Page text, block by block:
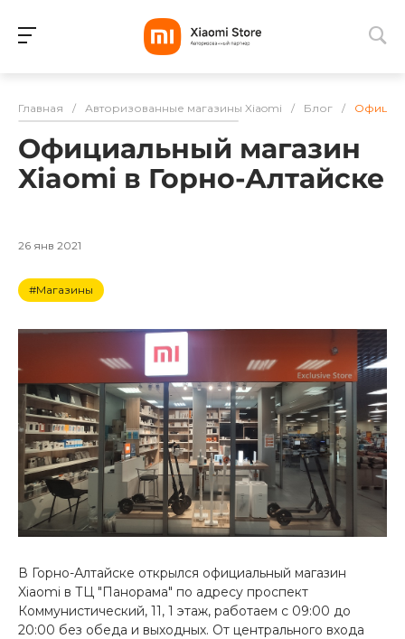
Разбейте
оплату на части
График платежей
Сегодня
Добавляйте товары
в корзину
Оплачивайте сегодня только
25% картой любого банка
Получайте товар
выбранный способом
Главная / Авторизованные магазины Xiaomi / Блог /
Официальный магазин
Xiaomi в Горно-Алтайске
26 янв 2021
#Магазины
В Горно-Алтайске открылся официальный магазин
Xiaomi в ТЦ "Панорама" по адресу проспект
Коммунистический, 11, 1 этаж, работаем с 09:00 до
20:00 без обеда и выходных. От центрального входа